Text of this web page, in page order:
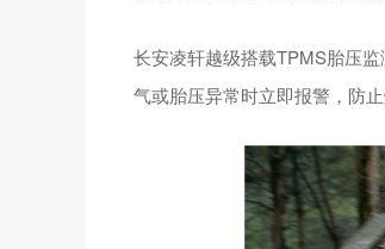
长安凌轩越级搭载TPMS胎压
气或胎压异常时立即报警，防